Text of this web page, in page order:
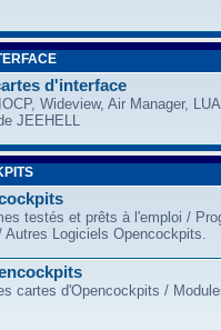
d'interface
Wideview, Air Manager,
JEEHELL
testés et prêts à l'emploi /
Logiciels Opencockpits.
cartes d'Opencockpits /